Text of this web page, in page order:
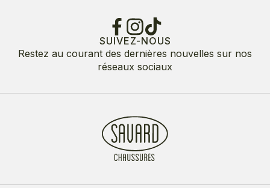
SUIVEZ-NOUS
Restez au courant des dernières nouvelles sur nos
réseaux sociaux